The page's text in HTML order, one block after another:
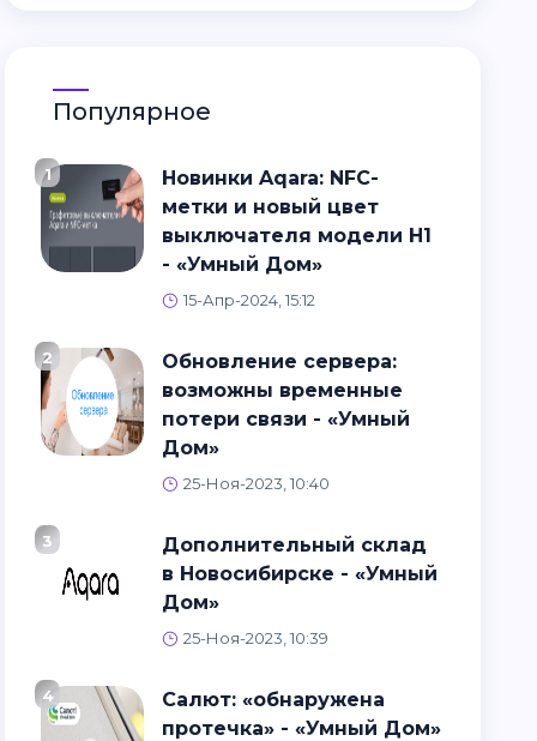
Популярное
1
Новинки Aqara: NFC-
метки и новый цвет
выключателя модели H1
- «Умный Дом»
15-Апр-2024, 15:12
2
Обновление сервера:
возможны временные
потери связи - «Умный
Дом»
25-Ноя-2023, 10:40
3
Дополнительный склад
в Новосибирске - «Умный
Дом»
25-Ноя-2023, 10:39
4
Салют: «обнаружена
протечка» - «Умный Дом»